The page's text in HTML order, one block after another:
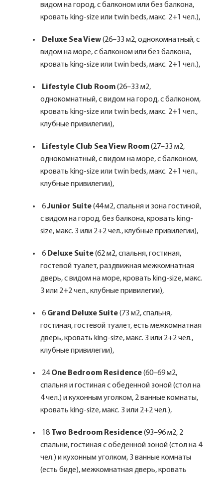
видом на город, с балконом или без балкона,
кровать king-size или twin beds, макс. 2+1 чел.),
Deluxe Sea View(26–33 м2, однокомнатный, с
видом на море, с балконом или без балкона,
кровать king-size или twin beds, макс. 2+1 чел.),
Lifestyle Club Room(26–33 м2,
однокомнатный, с видом на город, с балконом,
кровать king-size или twin beds, макс. 2+1 чел.,
клубные привилегии),
Lifestyle Club Sea View Room(27–33 м2,
однокомнатный, с видом на море, с балконом,
кровать king-size или twin beds, макс. 2+1 чел.,
клубные привилегии),
6Junior Suite(44 м2, спальня и зона гостиной,
с видом на город, без балкона, кровать king-
size, макс. 3 или 2+2 чел., клубные привилегии),
6 Deluxe Suite(62 м2, спальня, гостиная,
гостевой туалет, раздвижная межкомнатная
дверь, с видом на море, кровать king-size, макс.
3 или 2+2 чел., клубные привилегии),
6 Grand Deluxe Suite(73 м2, спальня,
гостиная, гостевой туалет, есть межкомнатная
дверь, кровать king-size, макс. 3 или 2+2 чел.,
клубные привилегии),
24One Bedroom Residence(60–69 м2,
спальня и гостиная с обеденной зоной (стол на
4 чел.) и кухонным уголком, 2 ванные комнаты,
кровать king-size, макс. 3 или 2+2 чел.),
18 Two Bedroom Residence(93–96 м2, 2
спальни, гостиная с обеденной зоной (стол на 4
чел.) и кухонным уголком, 3 ванные комнаты
(есть биде), межкомнатная дверь, кровать